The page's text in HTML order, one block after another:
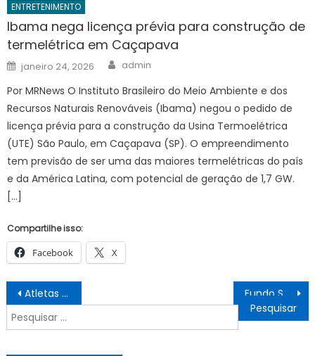
ENTRETENIMENTO
Ibama nega licença prévia para construção de
termelétrica em Caçapava
Posted
on
janeiro 24, 2026 Author
admin
Por MRNews O Instituto Brasileiro do Meio Ambiente e dos
Recursos Naturais Renováveis (Ibama) negou o pedido de
licença prévia para a construção da Usina Termoelétrica
(UTE) São Paulo, em Caçapava (SP). O empreendimento
tem previsão de ser uma das maiores termelétricas do país
e da América Latina, com potencial de geração de 1,7 GW.
[…]
Compartilhe isso:
Facebook X
Navegação
de
Post
Atletas e moradores de Nova Iguaçu vencem a depressão pelo esporte
Pesquisar
por: